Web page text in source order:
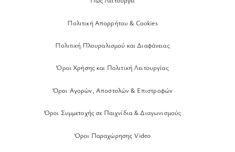
Πολιτική Απορρήτου & Cookies
Πολιτική Πλουραλισμού και Διαφάνειας
Όροι Χρήσης και Πολιτική Λειτουργίας
Όροι Αγορών, Αποστολών & Επιστροφών
Όροι Συμμετοχής σε Παιχνίδια & Διαγωνισμούς
Όροι Παραχώρησης Video